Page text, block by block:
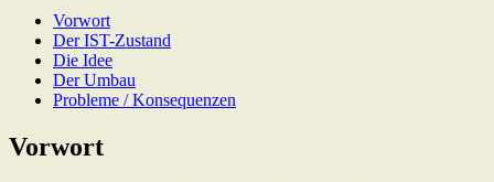
Vorwort
Der IST-Zustand
Die Idee
Der Umbau
Probleme / Konsequenzen
Vorwort